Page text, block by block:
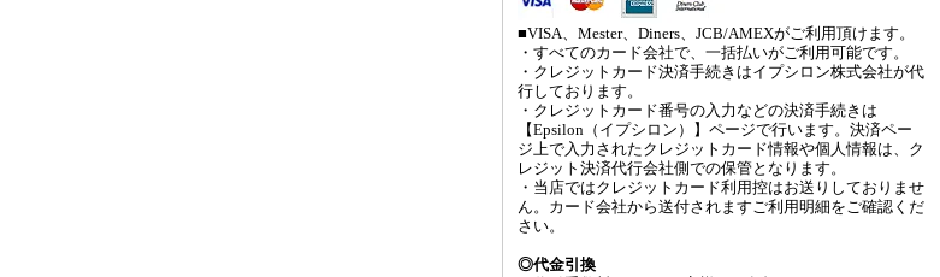
■VISA、Mester、Diners、JCB/AMEXがご利用頂けます。
・すべてのカード会社で、一括払いがご利用可能です。
・クレジットカード決済手続きはイプシロン株式会社が代
行しております。
・クレジットカード番号の入力などの決済手続きは
【Epsilon（イプシロン）】ページで行います。決済ペー
ジ上で入力されたクレジットカード情報や個人情報は、ク
レジット決済代行会社側での保管となります。
・当店ではクレジットカード利用控はお送りしておりませ
ん。カード会社から送付されますご利用明細をご確認くだ
さい。
◎代金引換